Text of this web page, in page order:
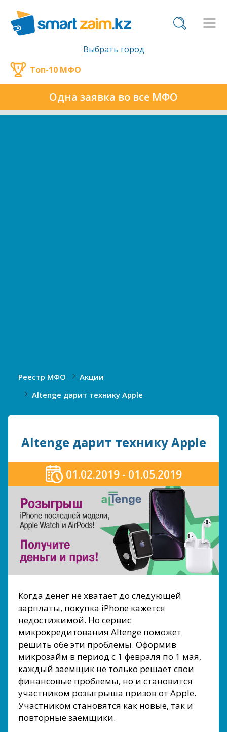
Выбрать город
Одна заявка во все МФО
Топ-10 МФО
Реестр МФО
Акции
Altenge дарит технику Apple
Altenge дарит технику Apple
01.02.2019 - 01.05.2019
Когда денег не хватает до следующей
зарплаты, покупка iPhone кажется
недостижимой. Но сервис
микрокредитования Altenge поможет
решить обе эти проблемы. Оформив
микрозайм в период с 1 февраля по 1 мая,
каждый заемщик не только решает свои
финансовые проблемы, но и становится
участником розыгрыша призов от Apple.
Участником становятся как новые, так и
повторные заемщики.